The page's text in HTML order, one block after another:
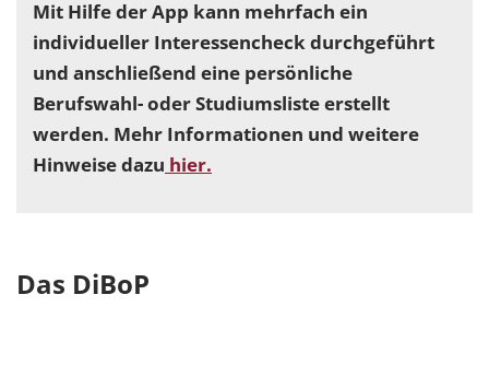
Mit Hilfe der App kann mehrfach ein
individueller Interessencheck durchgeführt
und anschließend eine persönliche
Berufswahl- oder Studiumsliste erstellt
werden. Mehr Informationen und weitere
Hinweise dazu hier.
Das DiBoP